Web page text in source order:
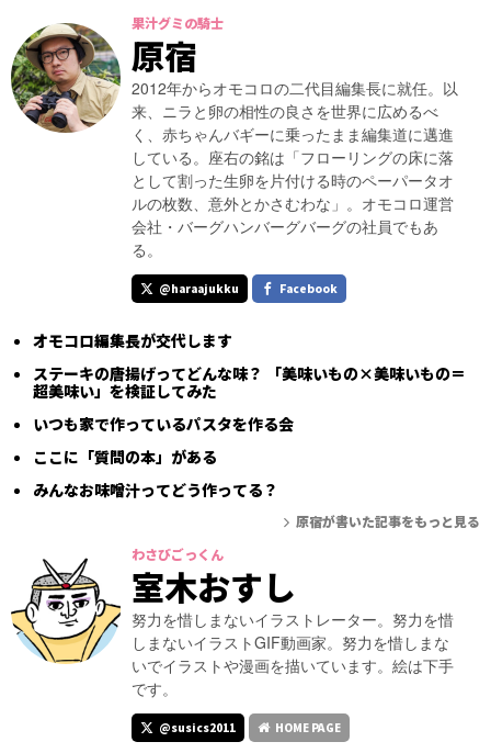
果汁グミの騎士
原宿
2012年からオモコロの二代目編集長に就任。以
来、ニラと卵の相性の良さを世界に広めるべ
く、赤ちゃんバギーに乗ったまま編集道に邁進
している。座右の銘は「フローリングの床に落
として割った生卵を片付ける時のペーパータオ
ルの枚数、意外とかさむわな」。オモコロ運営
会社・バーグハンバーグバーグの社員でもあ
る。
@haraajukku Facebook
オモコロ編集長が交代します
ステーキの唐揚げってどんな味？ 「美味いもの×美味いもの＝
超美味い」を検証してみた
いつも家で作っているパスタを作る会
ここに「質問の本」がある
みんなお味噌汁ってどう作ってる？
原宿が書いた記事をもっと見る
わさびごっくん
室木おすし
努力を惜しまないイラストレーター。努力を惜
しまないイラストGIF動画家。努力を惜しまな
いでイラストや漫画を描いています。絵は下手
です。
@susics2011 HOME PAGE